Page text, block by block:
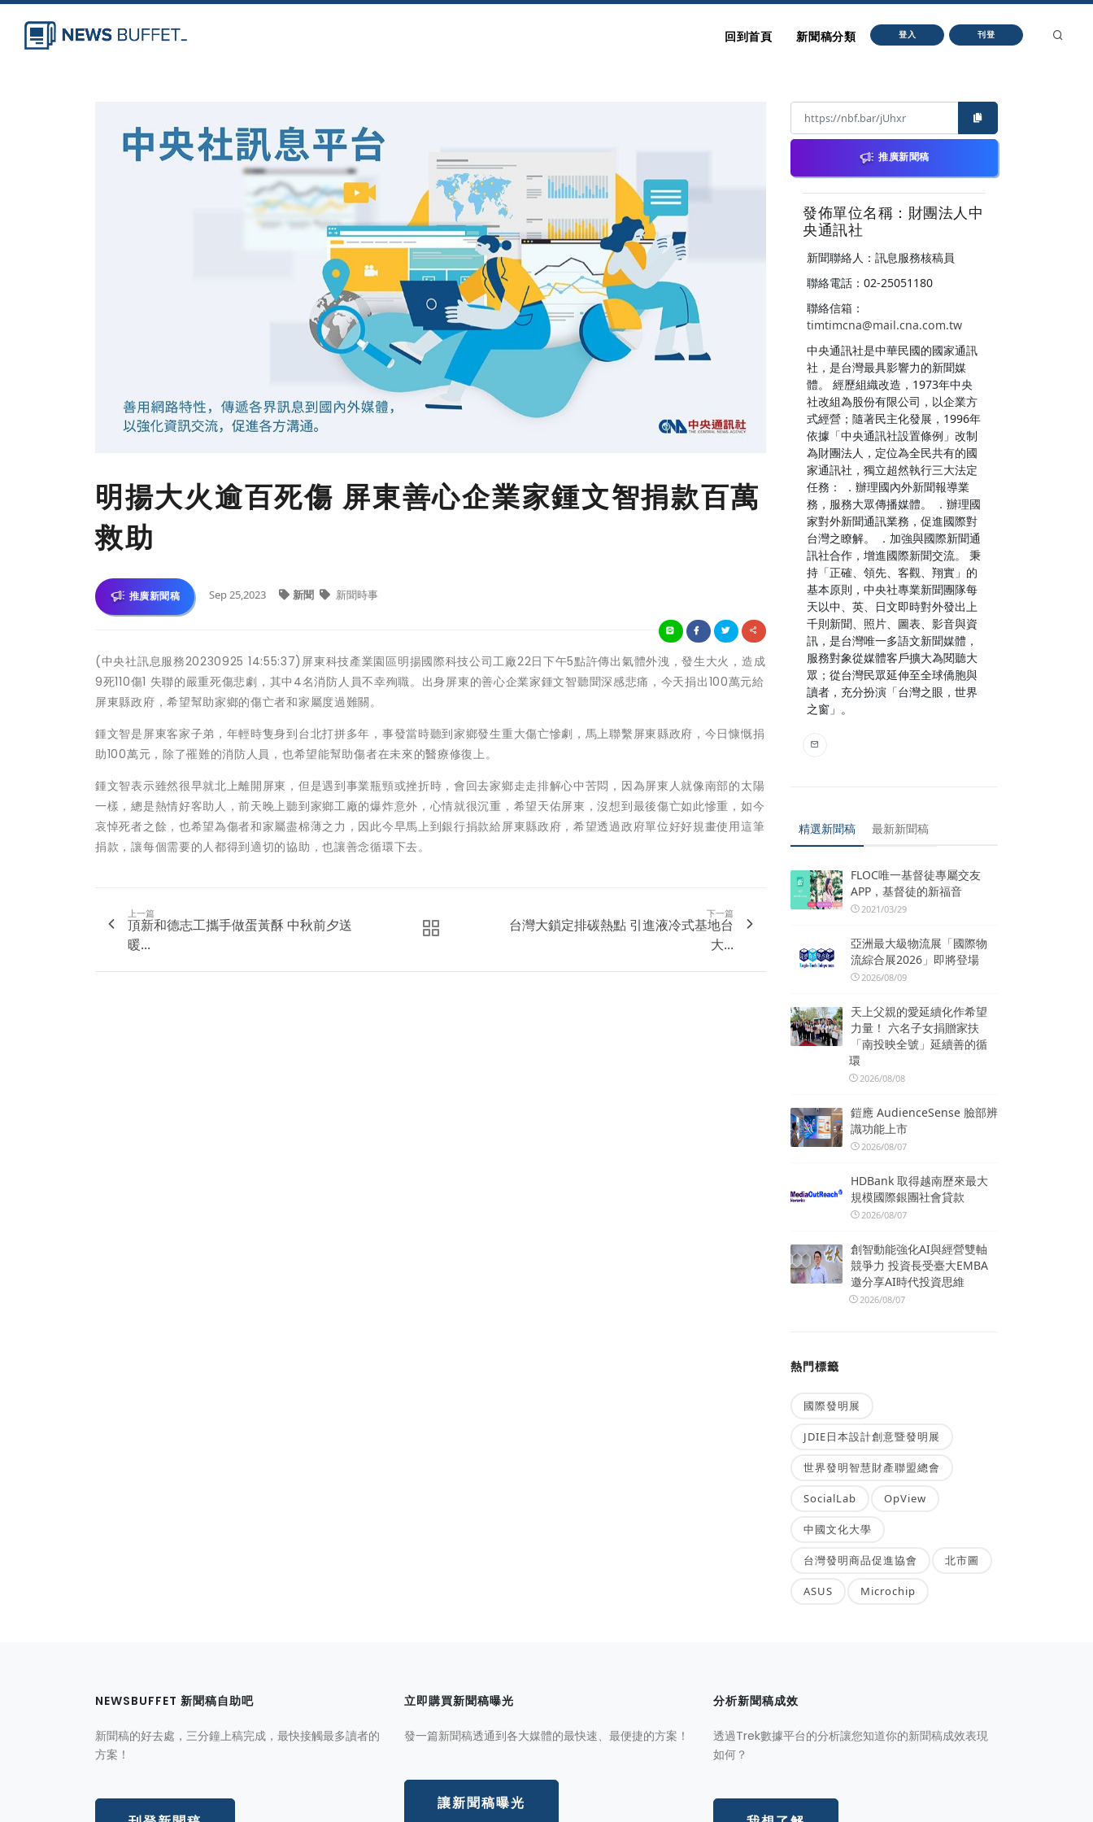
回到首頁 新聞稿分類 登入 刊登
明揚大火逾百死傷 屏東善心企業家鍾文智捐款百萬
救助
推廣新聞稿 Sep 25,2023 新聞 新聞時事
(中央社訊息服務20230925 14:55:37)屏東科技產業園區明揚國際科技公司工廠22日下午5點許傳出氣體外洩，發生大火，造成
9死110傷1 失聯的嚴重死傷悲劇，其中4名消防人員不幸殉職。出身屏東的善心企業家鍾文智聽聞深感悲痛，今天捐出100萬元給
屏東縣政府，希望幫助家鄉的傷亡者和家屬度過難關。
鍾文智是屏東客家子弟，年輕時隻身到台北打拼多年，事發當時聽到家鄉發生重大傷亡慘劇，馬上聯繫屏東縣政府，今日慷慨捐
助100萬元，除了罹難的消防人員，也希望能幫助傷者在未來的醫療修復上。
鍾文智表示雖然很早就北上離開屏東，但是遇到事業瓶頸或挫折時，會回去家鄉走走排解心中苦悶，因為屏東人就像南部的太陽
一樣，總是熱情好客助人，前天晚上聽到家鄉工廠的爆炸意外，心情就很沉重，希望天佑屏東，沒想到最後傷亡如此慘重，如今
哀悼死者之餘，也希望為傷者和家屬盡棉薄之力，因此今早馬上到銀行捐款給屏東縣政府，希望透過政府單位好好規畫使用這筆
捐款，讓每個需要的人都得到適切的協助，也讓善念循環下去。
上一篇
頂新和德志工攜手做蛋黃酥 中秋前夕送
暖...
下一篇
台灣大鎖定排碳熱點 引進液冷式基地台
大...
推廣新聞稿
發佈單位名稱：財團法人中
央通訊社
新聞聯絡人：訊息服務核稿員
聯絡電話：02-25051180
聯絡信箱：
timtimcna@mail.cna.com.tw
中央通訊社是中華民國的國家通訊
社，是台灣最具影響力的新聞媒
體。 經歷組織改造，1973年中央
社改組為股份有限公司，以企業方
式經營；隨著民主化發展，1996年
依據「中央通訊社設置條例」改制
為財團法人，定位為全民共有的國
家通訊社，獨立超然執行三大法定
任務： ．辦理國內外新聞報導業
務，服務大眾傳播媒體。 ．辦理國
家對外新聞通訊業務，促進國際對
台灣之瞭解。 ．加強與國際新聞通
訊社合作，增進國際新聞交流。 秉
持「正確、領先、客觀、翔實」的
基本原則，中央社專業新聞團隊每
天以中、英、日文即時對外發出上
千則新聞、照片、圖表、影音與資
訊，是台灣唯一多語文新聞媒體，
服務對象從媒體客戶擴大為閱聽大
眾；從台灣民眾延伸至全球僑胞與
讀者，充分扮演「台灣之眼，世界
之窗」。
精選新聞稿 最新新聞稿
FLOC唯一基督徒專屬交友
APP，基督徒的新福音
2021/03/29
亞洲最大級物流展「國際物
流綜合展2026」即將登場
2026/08/09
天上父親的愛延續化作希望
力量！ 六名子女捐贈家扶
「南投映全號」延續善的循
環
2026/08/08
鎧應 AudienceSense 臉部辨
識功能上市
2026/08/07
HDBank 取得越南歷來最大
規模國際銀團社會貸款
2026/08/07
創智動能強化AI與經營雙軸
競爭力 投資長受臺大EMBA
邀分享AI時代投資思維
2026/08/07
熱門標籤
國際發明展
JDIE日本設計創意暨發明展
世界發明智慧財產聯盟總會
SocialLab OpView
中國文化大學
台灣發明商品促進協會 北市圖
ASUS Microchip
NEWSBUFFET 新聞稿自助吧
新聞稿的好去處，三分鐘上稿完成，最快接觸最多讀者的
方案！
立即購買新聞稿曝光
發一篇新聞稿透通到各大媒體的最快速、最便捷的方案！
讓新聞稿曝光
分析新聞稿成效
透過Trek數據平台的分析讓您知道你的新聞稿成效表現
如何？